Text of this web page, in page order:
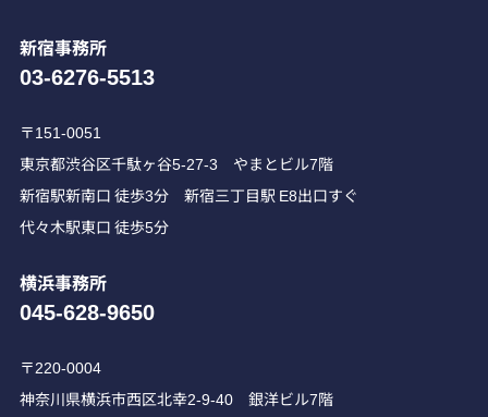
新宿事務所
03-6276-5513
〒151-0051
東京都渋谷区千駄ヶ谷5-27-3 やまとビル7階
新宿駅新南口 徒歩3分 新宿三丁目駅 E8出口すぐ
代々木駅東口 徒歩5分
横浜事務所
045-628-9650
〒220-0004
神奈川県横浜市西区北幸2-9-40 銀洋ビル7階